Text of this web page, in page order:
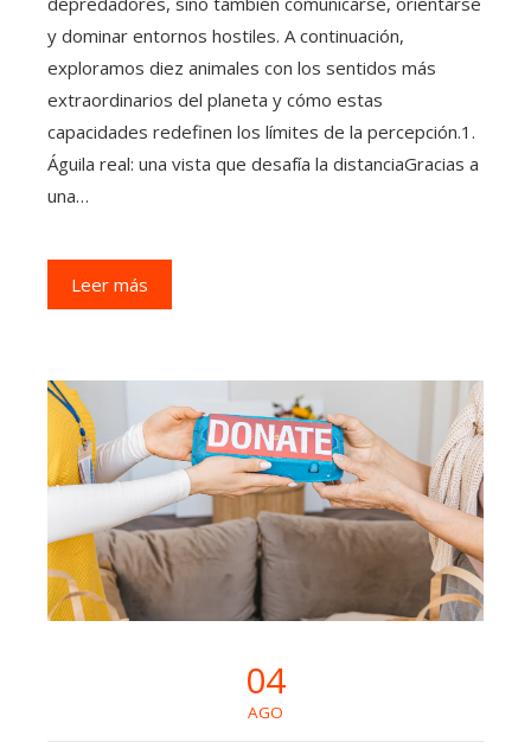
y dominar entornos hostiles. A continuación,
exploramos diez animales con los sentidos más
extraordinarios del planeta y cómo estas
capacidades redefinen los límites de la percepción.1.
Águila real: una vista que desafía la distanciaGracias a
una…
Leer más
04
AGO